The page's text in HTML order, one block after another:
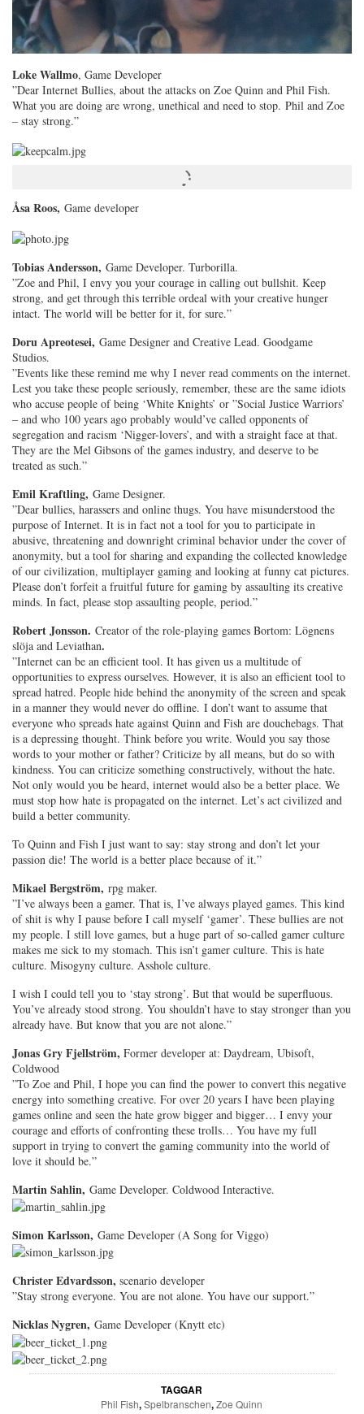
Loke Wallmo, Game Developer
”Dear Internet Bullies, about the attacks on Zoe Quinn and Phil Fish.
What you are doing are wrong, unethical and need to stop. Phil and Zoe
– stay strong.”
Åsa Roos, Game developer
Tobias Andersson, Game Developer. Turborilla.
”Zoe and Phil, I envy you your courage in calling out bullshit. Keep
strong, and get through this terrible ordeal with your creative hunger
intact. The world will be better for it, for sure.”
Doru Apreotesei, Game Designer and Creative Lead. Goodgame
Studios.
”Events like these remind me why I never read comments on the internet.
Lest you take these people seriously, remember, these are the same idiots
who accuse people of being ‘White Knights’ or ”Social Justice Warriors’
– and who 100 years ago probably would’ve called opponents of
segregation and racism ‘Nigger-lovers’, and with a straight face at that.
They are the Mel Gibsons of the games industry, and deserve to be
treated as such.”
Emil Kraftling, Game Designer.
”Dear bullies, harassers and online thugs. You have misunderstood the
purpose of Internet. It is in fact not a tool for you to participate in
abusive, threatening and downright criminal behavior under the cover of
anonymity, but a tool for sharing and expanding the collected knowledge
of our civilization, multiplayer gaming and looking at funny cat pictures.
Please don’t forfeit a fruitful future for gaming by assaulting its creative
minds. In fact, please stop assaulting people, period.”
Robert Jonsson. Creator of the role-playing games Bortom: Lögnens
slöja and Leviathan.
”Internet can be an efficient tool. It has given us a multitude of
opportunities to express ourselves. However, it is also an efficient tool to
spread hatred. People hide behind the anonymity of the screen and speak
in a manner they would never do offline. I don’t want to assume that
everyone who spreads hate against Quinn and Fish are douchebags. That
is a depressing thought. Think before you write. Would you say those
words to your mother or father? Criticize by all means, but do so with
kindness. You can criticize something constructively, without the hate.
Not only would you be heard, internet would also be a better place. We
must stop how hate is propagated on the internet. Let’s act civilized and
build a better community.
To Quinn and Fish I just want to say: stay strong and don’t let your
passion die! The world is a better place because of it.”
Mikael Bergström, rpg maker.
”I’ve always been a gamer. That is, I’ve always played games. This kind
of shit is why I pause before I call myself ‘gamer’. These bullies are not
my people. I still love games, but a huge part of so-called gamer culture
makes me sick to my stomach. This isn’t gamer culture. This is hate
culture. Misogyny culture. Asshole culture.
I wish I could tell you to ‘stay strong’. But that would be superfluous.
You’ve already stood strong. You shouldn’t have to stay stronger than you
already have. But know that you are not alone.”
Jonas Gry Fjellström, Former developer at: Daydream, Ubisoft,
Coldwood
”To Zoe and Phil, I hope you can find the power to convert this negative
energy into something creative. For over 20 years I have been playing
games online and seen the hate grow bigger and bigger… I envy your
courage and efforts of confronting these trolls… You have my full
support in trying to convert the gaming community into the world of
love it should be.”
Martin Sahlin, Game Developer. Coldwood Interactive.
Simon Karlsson, Game Developer (A Song for Viggo)
Christer Edvardsson, scenario developer
”Stay strong everyone. You are not alone. You have our support.”
Nicklas Nygren, Game Developer (Knytt etc)
TAGGAR
Phil Fish,Spelbranschen,Zoe Quinn